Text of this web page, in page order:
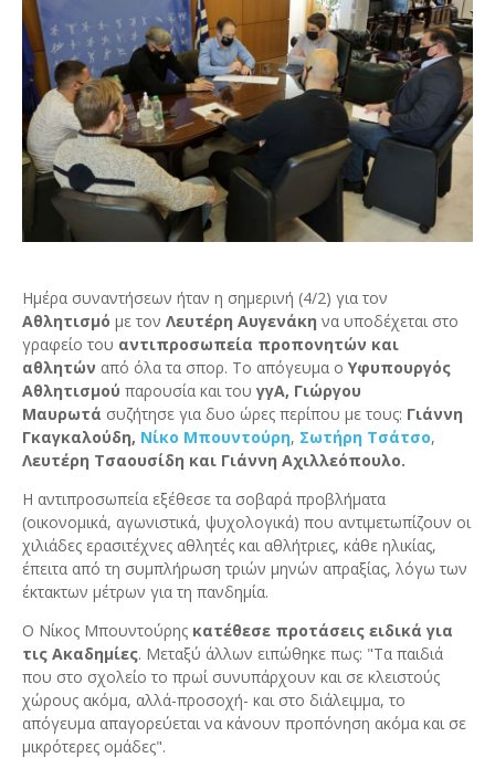
Ημέρα συναντήσεων ήταν η σημερινή (4/2) για τον
Αθλητισμό με τον Λευτέρη Αυγενάκη να υποδέχεται στο
γραφείο του αντιπροσωπεία προπονητών και
αθλητών από όλα τα σπορ. Το απόγευμα ο Υφυπουργός
Αθλητισμού παρουσία και του γγΑ, Γιώργου
Μαυρωτά συζήτησε για δυο ώρες περίπου με τους: Γιάννη
Γκαγκαλούδη, Νίκο Μπουντούρη, Σωτήρη Τσάτσο,
Λευτέρη Τσαουσίδη και Γιάννη Αχιλλεόπουλο.
Η αντιπροσωπεία εξέθεσε τα σοβαρά προβλήματα
(οικονομικά, αγωνιστικά, ψυχολογικά) που αντιμετωπίζουν οι
χιλιάδες ερασιτέχνες αθλητές και αθλήτριες, κάθε ηλικίας,
έπειτα από τη συμπλήρωση τριών μηνών απραξίας, λόγω των
έκτακτων μέτρων για τη πανδημία.
Ο Νίκος Μπουντούρης κατέθεσε προτάσεις ειδικά για
τις Ακαδημίες. Μεταξύ άλλων ειπώθηκε πως: "Τα παιδιά
που στο σχολείο το πρωί συνυπάρχουν και σε κλειστούς
χώρους ακόμα, αλλά-προσοχή- και στο διάλειμμα, το
απόγευμα απαγορεύεται να κάνουν προπόνηση ακόμα και σε
μικρότερες ομάδες".